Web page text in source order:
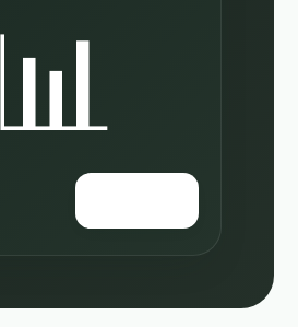
📊